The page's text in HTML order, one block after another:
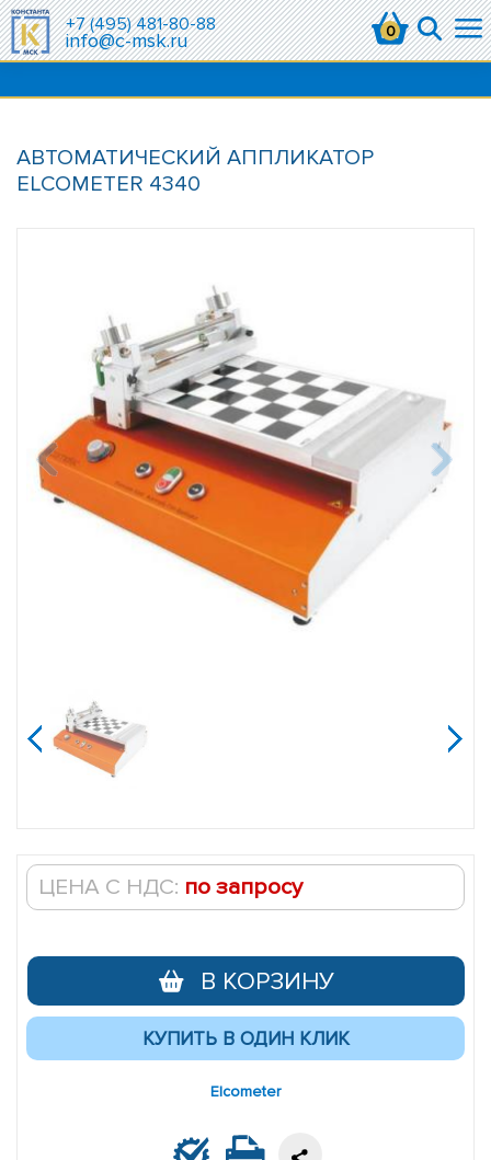
0
+7 (495) 481-80-88
info@c-msk.ru
АВТОМАТИЧЕСКИЙ АППЛИКАТОР
ELCOMETER 4340
ЦЕНА С НДС: по запросу
В КОРЗИНУ
Elcometer